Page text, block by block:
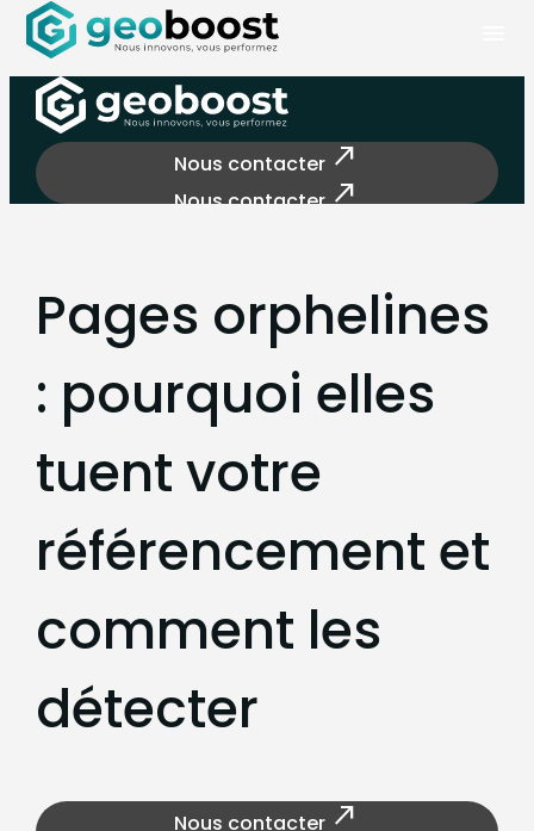
Nous contacter north_east
Nous contacternorth_east
Pages orphelines
: pourquoi elles
tuent votre
référencement et
comment les
détecter
Nous contacter north_east
Panneau de gestion des cookies